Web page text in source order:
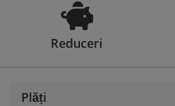
Reduceri
Plăți